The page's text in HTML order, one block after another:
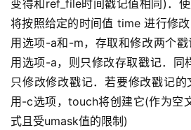
变得和ref_file时间戳记值相同)．
将按照给定的时间值 time 进行修
用选项-a和-m，存取和修改两个
用选项-a，则只修改存取戳记．同
只修改修改戳记．若要修改戳记
用-c选项，touch将创建它(作为空
式且受umask值的限制)